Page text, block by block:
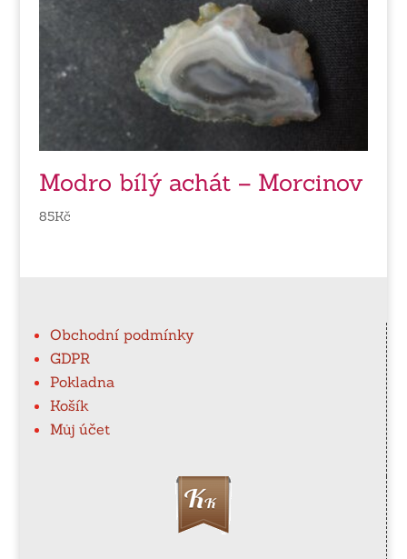
Modro bílý achát – Morcinov
85Kč
Obchodní podmínky
GDPR
Pokladna
Košík
Můj účet